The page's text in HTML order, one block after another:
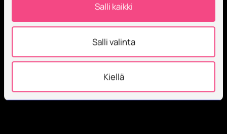
Salli kaikki
Salli valinta
Kiellä